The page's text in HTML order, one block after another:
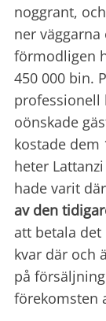
noggrant,
ner
förmodligen
450 000 bin.
professionell
oönskade
kostade dem
heter
hade varit
av den
att betala det
kvar där och
på
förekomsten